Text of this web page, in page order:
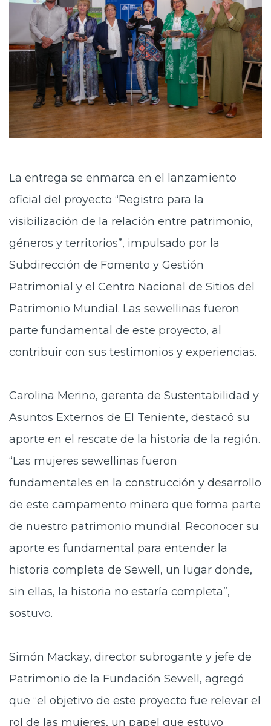
La entrega se enmarca en el lanzamiento
oficial del proyecto “Registro para la
visibilización de la relación entre patrimonio,
géneros y territorios”, impulsado por la
Subdirección de Fomento y Gestión
Patrimonial y el Centro Nacional de Sitios del
Patrimonio Mundial. Las sewellinas fueron
parte fundamental de este proyecto, al
contribuir con sus testimonios y experiencias.
Carolina Merino, gerenta de Sustentabilidad y
Asuntos Externos de El Teniente, destacó su
aporte en el rescate de la historia de la región.
“Las mujeres sewellinas fueron
fundamentales en la construcción y desarrollo
de este campamento minero que forma parte
de nuestro patrimonio mundial. Reconocer su
aporte es fundamental para entender la
historia completa de Sewell, un lugar donde,
sin ellas, la historia no estaría completa”,
sostuvo.
Simón Mackay, director subrogante y jefe de
Patrimonio de la Fundación Sewell, agregó
que “el objetivo de este proyecto fue relevar el
rol de las mujeres, un papel que estuvo